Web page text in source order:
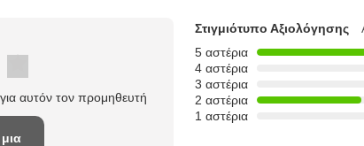
αυτόν τον προμηθευτή
Στιγμιότυπο Αξιολόγησης
5 αστέρια
4 αστέρια
3 αστέρια
2 αστέρια
1 αστέρια